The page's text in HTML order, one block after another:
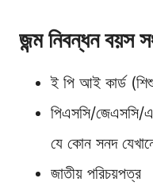
জন্ম নিবন্ধন বয়স
ই পি আই কার্ড
পিএসসি/জেএসসি/
যে কোন সনদ
জাতীয় পরিচয়পত্র